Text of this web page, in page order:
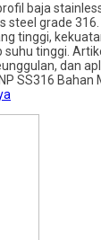
baja
steel grade
tinggi,
suhu tinggi.
dan
SS316 Bahan